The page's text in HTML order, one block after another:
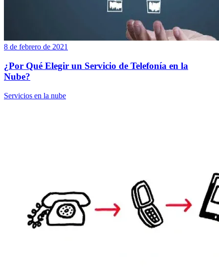
8 de febrero de 2021
¿Por Qué Elegir un Servicio de Telefonía en la
Nube?
Servicios en la nube